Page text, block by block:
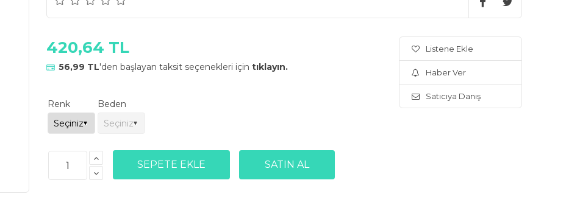
420,64 TL
56,99 TL'den başlayan taksit seçenekleri için tıklayın.
Renk Beden
Listene Ekle
Haber Ver
Satıcıya Danış